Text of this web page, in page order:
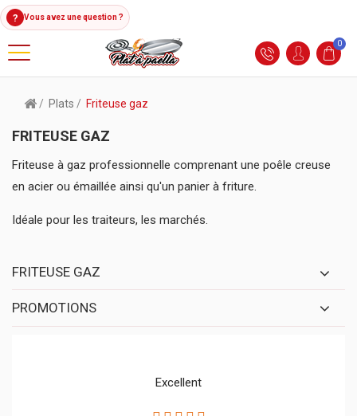
? Vous avez une question ?
0
Plats Friteuse gaz
FRITEUSE GAZ
Friteuse à gaz professionnelle comprenant une poêle creuse
en acier ou émaillée ainsi qu'un panier à friture.
Idéale pour les traiteurs, les marchés.
FRITEUSE GAZ
PROMOTIONS
Excellent